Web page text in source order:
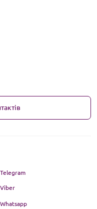
Telegram
Viber
Whatsapp